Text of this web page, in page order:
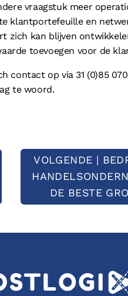
vraagstuk meer
klantportefeuille en
zich kan blijven
toevoegen voor de
contact op via 31 (0)85
te woord.
VOLGENDE |
DE BESTE